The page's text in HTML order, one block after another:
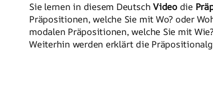
Sie lernen in diesem DeutschVideodie
Präpositionen, welche Sie mit Wo? oder
modalen Präpositionen, welche Sie mit
Weiterhin werden erklärt die